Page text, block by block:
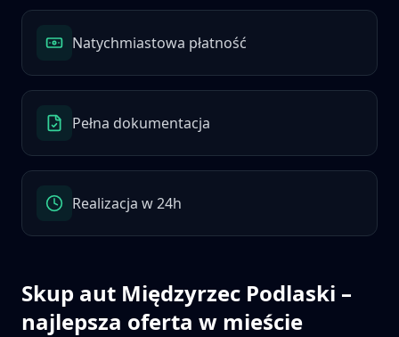
Natychmiastowa płatność
Pełna dokumentacja
Realizacja w 24h
Skup aut Międzyrzec Podlaski –
najlepsza oferta w mieście